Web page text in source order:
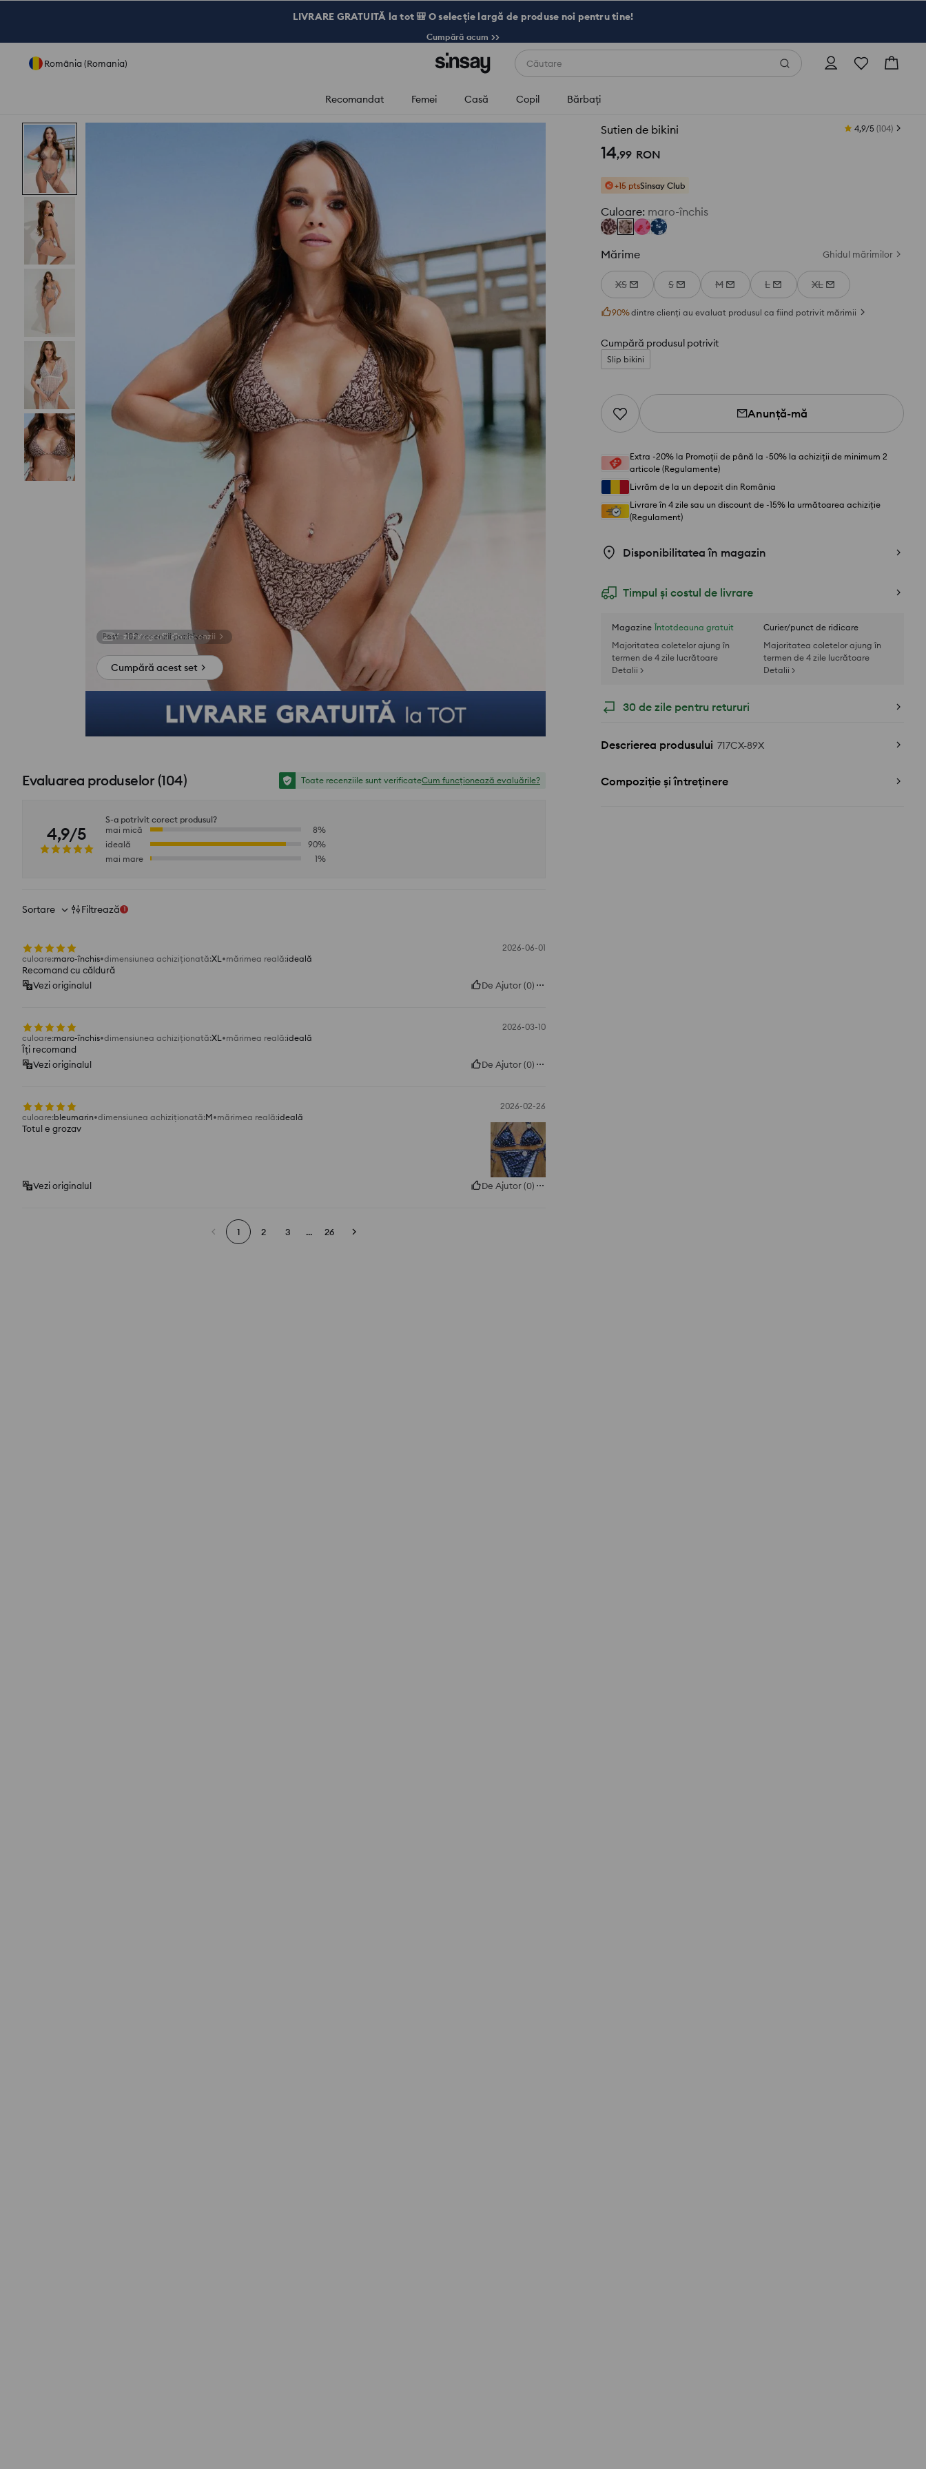
LIVRARE GRATUITĂ la tot 🎒 O selecție largă de produse noi pentru tine!
Cumpără acum >>
România (Romania) Căutare
Recomandat Femei Casă Copil Bărbaţi
Sutien de bikini 4,9/5 (104)
14,99 RON
+15 ptsSinsay Club
Culoare: maro-închis
Mărime Ghidul mărimilor
XS S M L XL
90%dintre clienți au evaluat produsul ca fiind potrivit mărimii
Cumpără produsul potrivit
Slip bikini
Anunță-mă
Extra -20% la Promoții de până la -50% la achiziții de minimum 2
articole (Regulamente)
Livrăm de la un depozit din România
Livrare în 4 zile sau un discount de -15% la următoarea achiziție
(Regulament)
Disponibilitatea în magazin
Timpul și costul de livrare
Magazine Întotdeauna gratuit
Majoritatea coletelor ajung în
termen de 4 zile lucrătoare
Detalii >
Curier/punct de ridicare
Majoritatea coletelor ajung în
termen de 4 zile lucrătoare
Detalii >
30 de zile pentru retururi
Descrierea produsului 717CX-89X
Compoziție și întreținere
Vezi fotografii din recenzii
Cumpără acest set
Evaluarea produselor(104) Toate recenziile sunt verificateCum funcționează evaluările?
4,9/5
S-a potrivit corect produsul?
mai mică
8%
ideală
90%
mai mare
1%
Sortare Filtrează 1
2026-06-01
culoare:maro-închis dimensiunea achiziționată:XL mărimea reală:ideală
Recomand cu căldură
Vezi originalul
De Ajutor(0)
2026-03-10
culoare:maro-închis dimensiunea achiziționată:XL mărimea reală:ideală
Îți recomand
Vezi originalul
De Ajutor(0)
2026-02-26
culoare:bleumarin dimensiunea achiziționată:M mărimea reală:ideală
Totul e grozav
Vezi originalul De Ajutor(0)
1 2 3 ... 26